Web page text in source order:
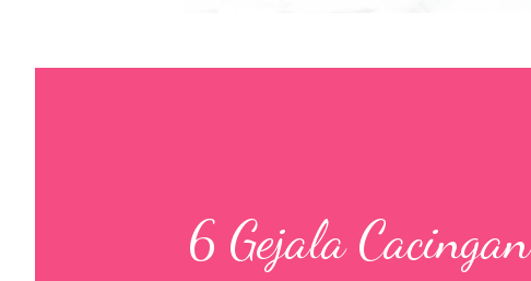
6 Gejala